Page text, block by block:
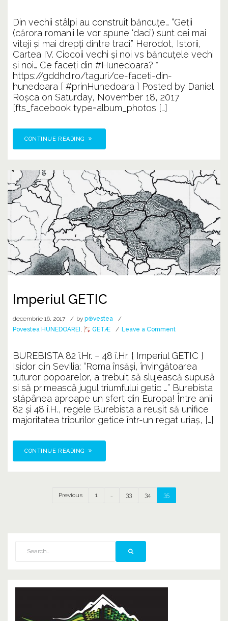
REGIA
Din vechii stâlpi au construit băncuțe… “Geţii
(cărora romanii le vor spune ‘‪daci‬’) sunt cei mai
viteji şi mai drepţi dintre traci.” Herodot, Istorii,
Cartea IV. Ciocoii vechi și noi vs băncuțele vechi
și noi… Ce faceți din #Hunedoara? *
https://gddhd.ro/taguri/ce-faceti-din-
hunedoara [ #prinHunedoara ] Posted by Daniel
Roșca on Saturday, November 18, 2017
[fts_facebook type=album_photos […]
CONTINUE READING
Imperiul GETIC
decembrie 16, 2017 by p⊕vestea
Povestea HUNEDOAREI , GETÆ Leave a Commenton
BUREBISTA 82 î.Hr. – 48 î.Hr. { Imperiul GETIC }
Isidor din Sevilia: “Roma însăşi, învingătoarea
tuturor popoarelor, a trebuit să slujească supusă
şi să primească jugul triumfului getic …” Burebista
stăpânea aproape un sfert din Europa! Între anii
82 şi 48 î.H., regele Burebista a reuşit să unifice
majoritatea triburilor getice într-un regat uriaş, […]
CONTINUE READING
Previous 1 … 33 34 35